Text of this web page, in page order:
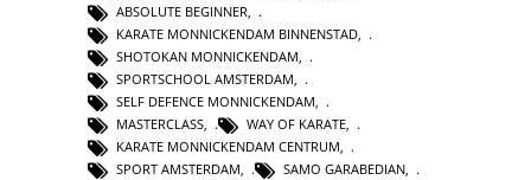
ABSOLUTE BEGINNER
KARATE MONNICKENDAM BINNENSTAD,
SHOTOKAN MONNICKENDAM,
SPORTSCHOOL AMSTERDAM,
SELF DEFENCE MONNICKENDAM,
MASTERCLASS, WAY OF KARATE,
KARATE MONNICKENDAM CENTRUM,
SPORT AMSTERDAM, SAMO GARABEDIAN,